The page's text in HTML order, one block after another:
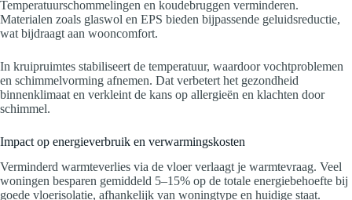
Temperatuurschommelingen en koudebruggen verminderen.
Materialen zoals glaswol en EPS bieden bijpassende geluidsreductie,
wat bijdraagt aan wooncomfort.
In kruipruimtes stabiliseert de temperatuur, waardoor vochtproblemen
en schimmelvorming afnemen. Dat verbetert het gezondheid
binnenklimaat en verkleint de kans op allergieën en klachten door
schimmel.
Impact op energieverbruik en verwarmingskosten
Verminderd warmteverlies via de vloer verlaagt je warmtevraag. Veel
woningen besparen gemiddeld 5–15% op de totale energiebehoefte bij
goede vloerisolatie, afhankelijk van woningtype en huidige staat.